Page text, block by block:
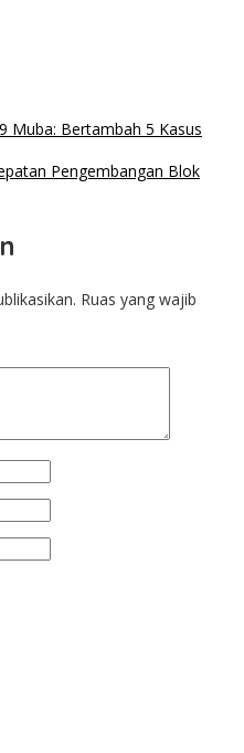
Muba: Bertambah 5 Kasus
Pengembangan Blok
Ruas yang wajib